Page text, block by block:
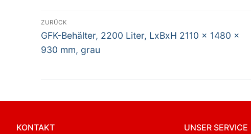
Beitragsnavigation
ZURÜCK
Vorheriger
Beitrag:
GFK-Behälter, 2200 Liter, LxBxH 2110 x 1480 x
930 mm, grau
KONTAKT UNSER SERVICE